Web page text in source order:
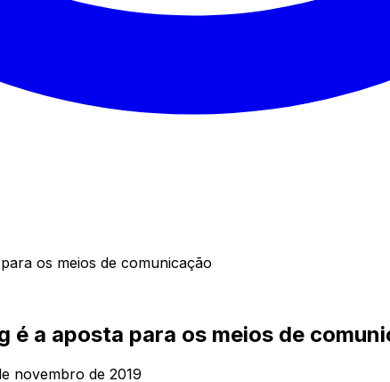
os meios de comunicação
a aposta para os meios de
novembro de 2019